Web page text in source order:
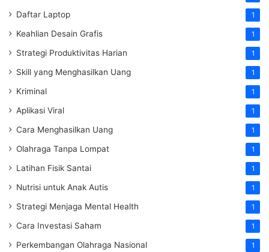
Daftar Laptop 1
Keahlian Desain Grafis 1
Strategi Produktivitas Harian 1
Skill yang Menghasilkan Uang 1
Kriminal 1
Aplikasi Viral 1
Cara Menghasilkan Uang 1
Olahraga Tanpa Lompat 1
Latihan Fisik Santai 1
Nutrisi untuk Anak Autis 1
Strategi Menjaga Mental Health 1
Cara Investasi Saham 1
Perkembangan Olahraga Nasional 1